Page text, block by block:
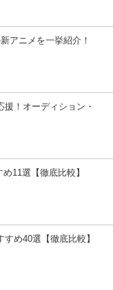
アニメを一挙紹介！
！オーディション・
11選【徹底比較】
め40選【徹底比較】